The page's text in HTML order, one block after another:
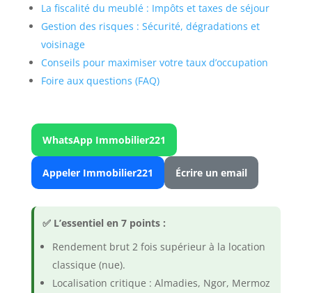
La fiscalité du meublé : Impôts et taxes de séjour
Gestion des risques : Sécurité, dégradations et
voisinage
Conseils pour maximiser votre taux d’occupation
Foire aux questions (FAQ)
WhatsApp Immobilier221
Appeler Immobilier221 Écrire un email
✅ L’essentiel en 7 points :
Rendement brut 2 fois supérieur à la location
classique (nue).
Localisation critique : Almadies, Ngor, Mermoz